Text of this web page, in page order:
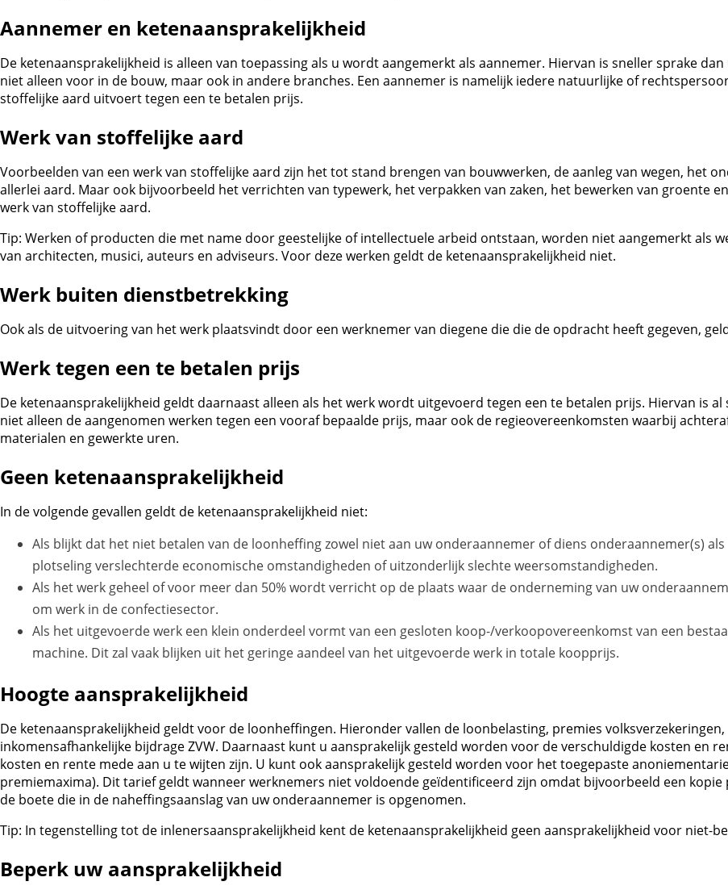
Aannemer en ketenaansprakelijkheid
De ketenaansprakelijkheid is alleen van toepassing als u wordt aangemerkt als aannemer. Hiervan is sneller sprake
niet alleen voor in de bouw, maar ook in andere branches. Een aannemer is namelijk iedere natuurlijke of
stoffelijke aard uitvoert tegen een te betalen prijs.
Werk van stoffelijke aard
Voorbeelden van een werk van stoffelijke aard zijn het tot stand brengen van bouwwerken, de aanleg van wegen, het
allerlei aard. Maar ook bijvoorbeeld het verrichten van typewerk, het verpakken van zaken, het bewerken van groente
werk van stoffelijke aard.
Tip: Werken of producten die met name door geestelijke of intellectuele arbeid ontstaan, worden niet aangemerkt als
van architecten, musici, auteurs en adviseurs. Voor deze werken geldt de ketenaansprakelijkheid niet.
Werk buiten dienstbetrekking
Ook als de uitvoering van het werk plaatsvindt door een werknemer van diegene die die de opdracht heeft gegeven,
Werk tegen een te betalen prijs
De ketenaansprakelijkheid geldt daarnaast alleen als het werk wordt uitgevoerd tegen een te betalen prijs. Hiervan is
niet alleen de aangenomen werken tegen een vooraf bepaalde prijs, maar ook de regieovereenkomsten waarbij
materialen en gewerkte uren.
Geen ketenaansprakelijkheid
In de volgende gevallen geldt de ketenaansprakelijkheid niet:
Als blijkt dat het niet betalen van de loonheffing zowel niet aan uw onderaannemer of diens onderaannemer(s)
plotseling verslechterde economische omstandigheden of uitzonderlijk slechte weersomstandigheden.
Als het werk geheel of voor meer dan 50% wordt verricht op de plaats waar de onderneming van uw
om werk in de confectiesector.
Als het uitgevoerde werk een klein onderdeel vormt van een gesloten koop-/verkoopovereenkomst van een
machine. Dit zal vaak blijken uit het geringe aandeel van het uitgevoerde werk in totale koopprijs.
Hoogte aansprakelijkheid
De ketenaansprakelijkheid geldt voor de loonheffingen. Hieronder vallen de loonbelasting, premies
inkomensafhankelijke bijdrage ZVW. Daarnaast kunt u aansprakelijk gesteld worden voor de verschuldigde kosten en
kosten en rente mede aan u te wijten zijn. U kunt ook aansprakelijk gesteld worden voor het toegepaste
premiemaxima). Dit tarief geldt wanneer werknemers niet voldoende geïdentificeerd zijn omdat bijvoorbeeld een
de boete die in de naheffingsaanslag van uw onderaannemer is opgenomen.
Tip: In tegenstelling tot de inlenersaansprakelijkheid kent de ketenaansprakelijkheid geen aansprakelijkheid voor niet-
Beperk uw aansprakelijkheid